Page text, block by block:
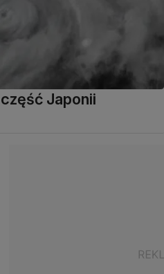
Japonii